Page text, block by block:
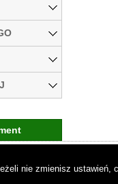
nie zmienisz ustawień,